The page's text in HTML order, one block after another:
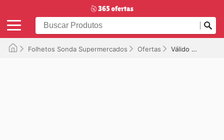
Folhetos Sonda Supermercados Ofertas Válido até 06/10/2025